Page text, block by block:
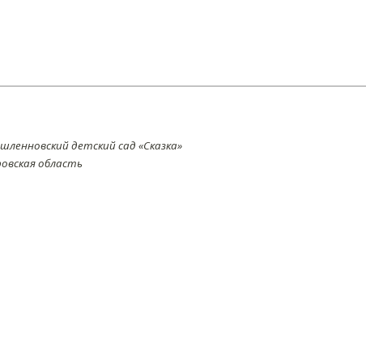
детский сад «Сказка»
область